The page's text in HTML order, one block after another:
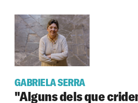
GABRIELA SERRA
"Alguns dels que